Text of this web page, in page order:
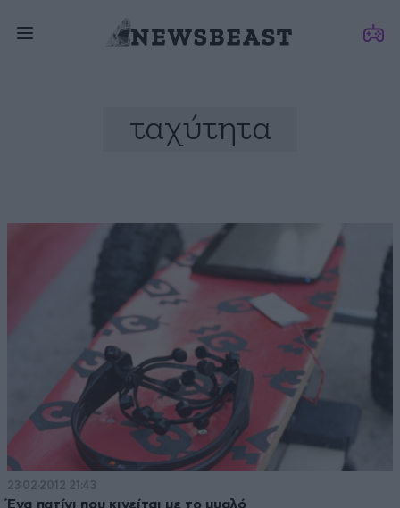
ταχύτητα
23·02·2012 21:43
Ένα πατίνι που κινείται με το μυαλό